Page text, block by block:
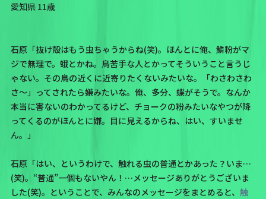
愛知県 11歳
石原「抜け殻はもう虫ちゃうからね(笑)。ほんとに俺、鱗粉がマ
ジで無理で。蛾とかね。鳥苦手な人とかってそういうこと言うじ
ゃない。その鳥の近くに近寄りたくないみたいな。「わさわさわ
さ～」ってされたら嫌みたいな。俺、多分、蝶がそうで。なんか
本当に害ないのわかってるけど、チョークの粉みたいなやつが降
ってくるのがほんとに嫌。目に見えるからね、はい、すいませ
ん。」
石原「はい、というわけで、触れる虫の普通とかあった？いま…
(笑)。“普通”一個もないやん！…メッセージありがとうございま
した(笑)。ということで、みんなのメッセージをまとめると、 触